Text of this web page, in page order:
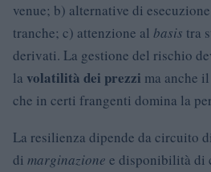
venue; b) alternative di
tranche; c) attenzione al basis tra
derivati. La gestione del rischio
la volatilità dei prezzi ma anche
che in certi frangenti domina la
La resilienza dipende da circuito
di marginazione e disponibilità di